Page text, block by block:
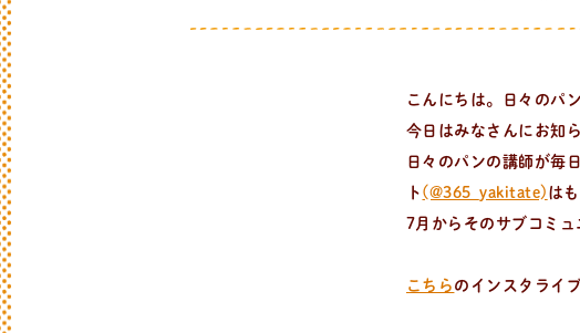
こんにちは。日々のパ
今日はみなさんにお知
日々のパンの講師が毎
ト (@365_yakitate) は
7月からそのサブコミ
こちら のインスタライ